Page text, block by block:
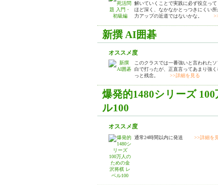
解いていくことで実践に必ず役立っ
ほど深く、なかなかとっつきにくい
力アップの近道ではないかな。
新撰 AI囲碁
オススメ度
このクラスでは一番強いと言われた
白で打ったが、正直言ってあまり強
っと残念。
>>詳細を見る
爆発的1480シリーズ
ル100
オススメ度
通常24時間以内に発送 >>詳細を